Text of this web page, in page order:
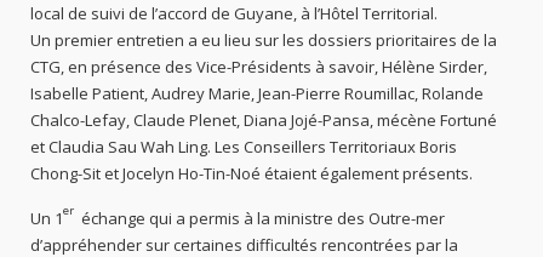
local de suivi de l’accord de Guyane, à l’Hôtel Territorial.
Un premier entretien a eu lieu sur les dossiers prioritaires de la
CTG, en présence des Vice-Présidents à savoir, Hélène Sirder,
Isabelle Patient, Audrey Marie, Jean-Pierre Roumillac, Rolande
Chalco-Lefay, Claude Plenet, Diana Jojé-Pansa, mécène Fortuné
et Claudia Sau Wah Ling. Les Conseillers Territoriaux Boris
Chong-Sit et Jocelyn Ho-Tin-Noé étaient également présents.
Un 1er échange qui a permis à la ministre des Outre-mer
d’appréhender sur certaines difficultés rencontrées par la